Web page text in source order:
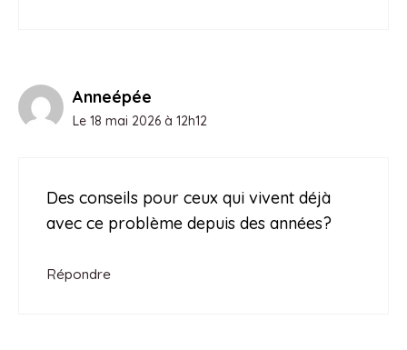
Anneépée
Le 18 mai 2026 à 12h12
Des conseils pour ceux qui vivent déjà
avec ce problème depuis des années?
Répondre